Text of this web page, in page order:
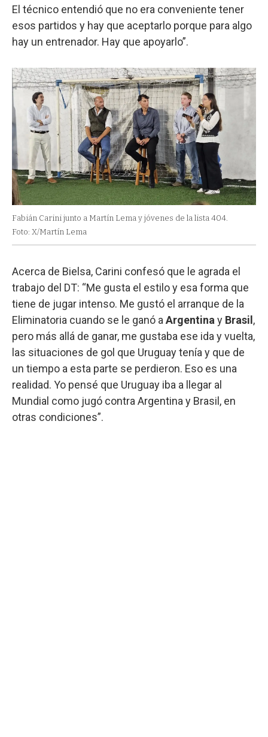
El técnico entendió que no era conveniente tener
esos partidos y hay que aceptarlo porque para algo
hay un entrenador. Hay que apoyarlo”.
Fabián Carini junto a Martín Lema y jóvenes de la lista 404.
Foto: X/Martín Lema
Acerca de Bielsa, Carini confesó que le agrada el
trabajo del DT: “Me gusta el estilo y esa forma que
tiene de jugar intenso. Me gustó el arranque de la
Eliminatoria cuando se le ganó aArgentinay Brasil ,
pero más allá de ganar, me gustaba ese ida y vuelta,
las situaciones de gol que Uruguay tenía y que de
un tiempo a esta parte se perdieron. Eso es una
realidad. Yo pensé que Uruguay iba a llegar al
Mundial como jugó contra Argentina y Brasil, en
otras condiciones”.